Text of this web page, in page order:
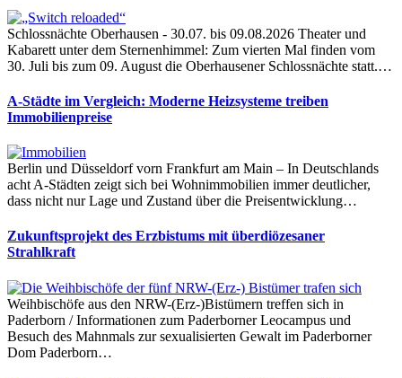
Schlossnächte Oberhausen - 30.07. bis 09.08.2026 Theater und
Kabarett unter dem Sternenhimmel: Zum vierten Mal finden vom
30. Juli bis zum 09. August die Oberhausener Schlossnächte statt.…
A-Städte im Vergleich: Moderne Heizsysteme treiben
Immobilienpreise
Berlin und Düsseldorf vorn Frankfurt am Main – In Deutschlands
acht A-Städten zeigt sich bei Wohnimmobilien immer deutlicher,
dass nicht nur Lage und Zustand über die Preisentwicklung…
Zukunftsprojekt des Erzbistums mit überdiözesaner
Strahlkraft
Weihbischöfe aus den NRW-(Erz-)Bistümern treffen sich in
Paderborn / Informationen zum Paderborner Leocampus und
Besuch des Mahnmals zur sexualisierten Gewalt im Paderborner
Dom Paderborn…